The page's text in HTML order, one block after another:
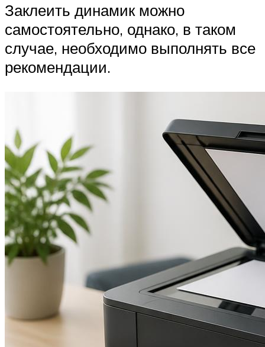
Заклеить динамик можно
самостоятельно, однако, в таком
случае, необходимо выполнять все
рекомендации.